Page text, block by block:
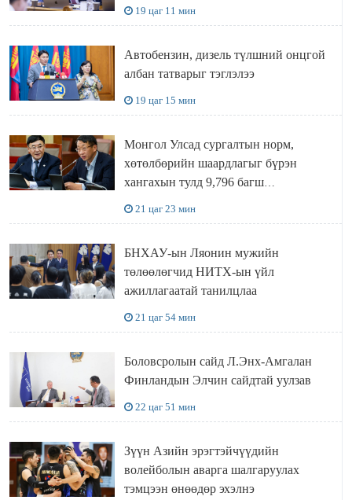
19 цаг 11 мин
Автобензин, дизель түлшний онцгой
албан татварыг тэглэлээ
19 цаг 15 мин
Монгол Улсад сургалтын норм,
хөтөлбөрийн шаардлагыг бүрэн
хангахын тулд 9,796 багш
21 цаг 23 мин
БНХАУ-ын Ляонин мужийн
төлөөлөгчид НИТХ-ын үйл
ажиллагаатай танилцлаа
21 цаг 54 мин
Боловсролын сайд Л.Энх-Амгалан
Финландын Элчин сайдтай уулзав
22 цаг 51 мин
Зүүн Азийн эрэгтэйчүүдийн
волейболын аварга шалгаруулах
тэмцээн өнөөдөр эхэлнэ